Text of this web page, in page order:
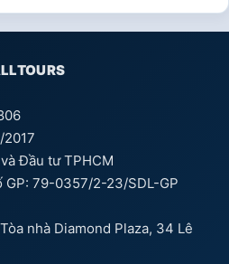
2017
Đầu tư TPHCM
GP: 79-0357/2-23/SDL-GP
nhà Diamond Plaza, 34 Lê